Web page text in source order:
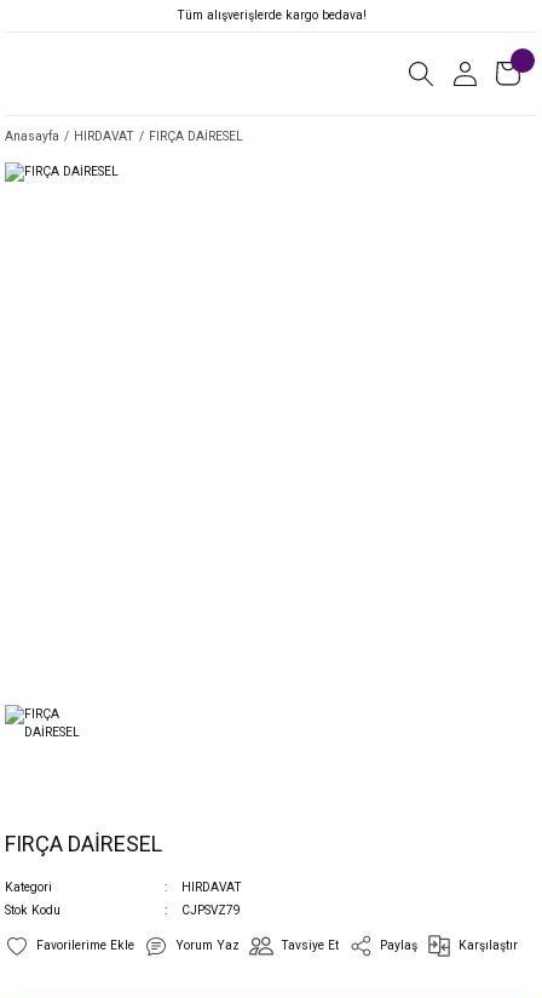
Tüm alışverişlerde kargo bedava!
Anasayfa HIRDAVAT FIRÇA DAİRESEL
FIRÇA DAİRESEL
Kategori
HIRDAVAT
Stok Kodu
CJPSVZ79
Yorum Yaz Tavsiye Et Paylaş Karşılaştır